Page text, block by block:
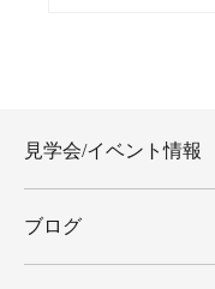
見学会/イベント情報
ブログ